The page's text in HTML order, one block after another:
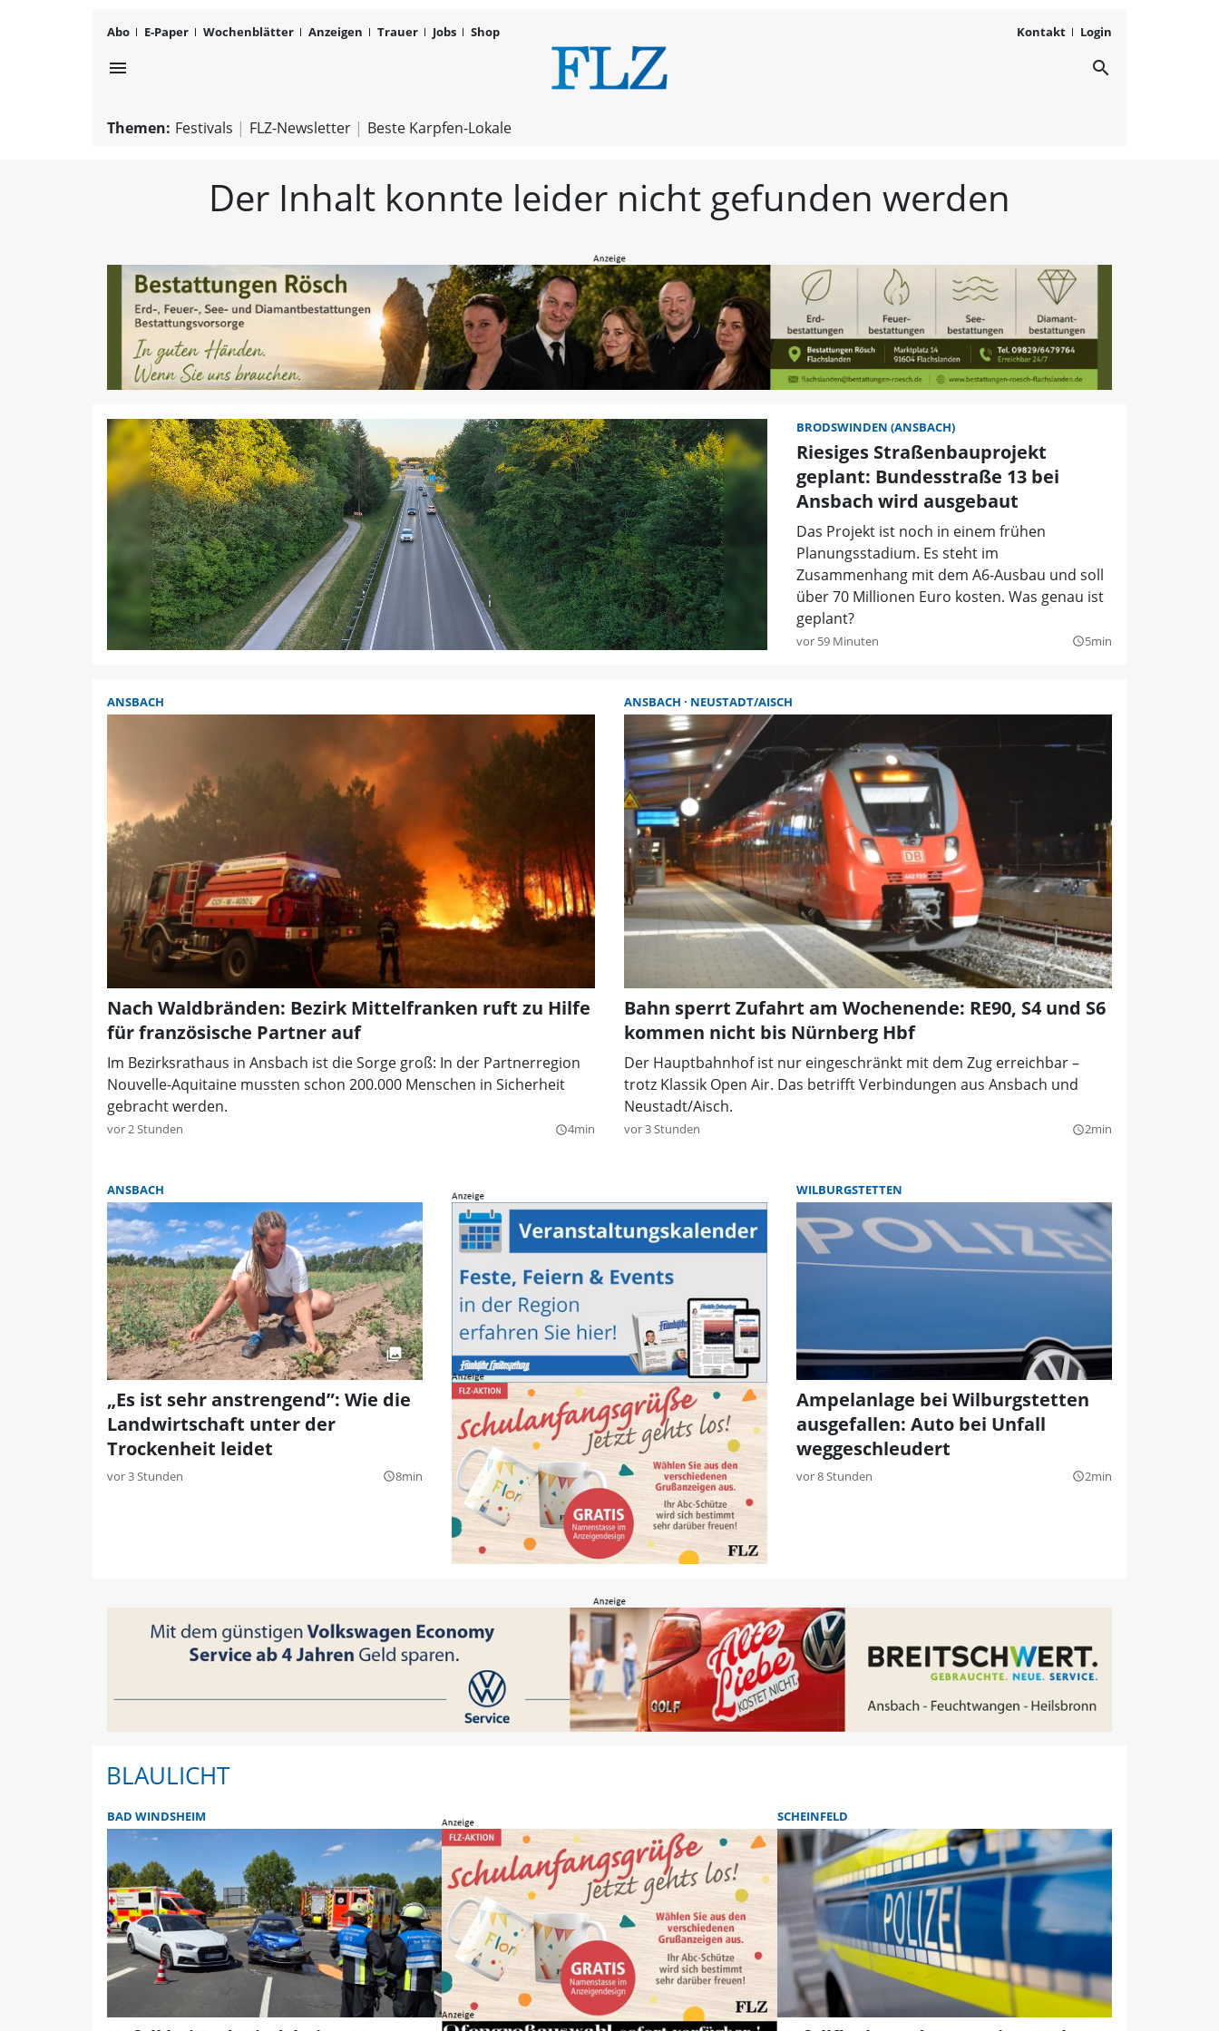
Abo E-Paper Wochenblätter Anzeigen Trauer Jobs Shop Kontakt Login
menu FLZ – Nachrichten aus search
Themen: Festivals FLZ-Newsletter Beste Karpfen-Lokale
Der Inhalt konnte leider nicht gefunden werden
BRODSWINDEN (ANSBACH)
Riesiges Straßenbauprojekt
geplant: Bundesstraße 13 bei
Ansbach wird ausgebaut
Das Projekt ist noch in einem frühen
Planungsstadium. Es steht im
Zusammenhang mit dem A6-Ausbau und soll
über 70 Millionen Euro kosten. Was genau ist
geplant?
vor 59 Minuten query_builder5min
ANSBACH
Nach Waldbränden: Bezirk Mittelfranken ruft zu Hilfe
für französische Partner auf
Im Bezirksrathaus in Ansbach ist die Sorge groß: In der Partnerregion
Nouvelle-Aquitaine mussten schon 200.000 Menschen in Sicherheit
gebracht werden.
vor 2 Stunden query_builder4min
ANSBACH NEUSTADT/AISCH
Bahn sperrt Zufahrt am Wochenende: RE90, S4 und S6
kommen nicht bis Nürnberg Hbf
Der Hauptbahnhof ist nur eingeschränkt mit dem Zug erreichbar –
trotz Klassik Open Air. Das betrifft Verbindungen aus Ansbach und
Neustadt/Aisch.
vor 3 Stunden query_builder2min
ANSBACH
„Es ist sehr anstrengend”: Wie die
Landwirtschaft unter der
Trockenheit leidet
vor 3 Stunden query_builder8min
WILBURGSTETTEN
Ampelanlage bei Wilburgstetten
ausgefallen: Auto bei Unfall
weggeschleudert
vor 8 Stunden query_builder2min
BLAULICHT
BAD WINDSHEIM SCHEINFELD